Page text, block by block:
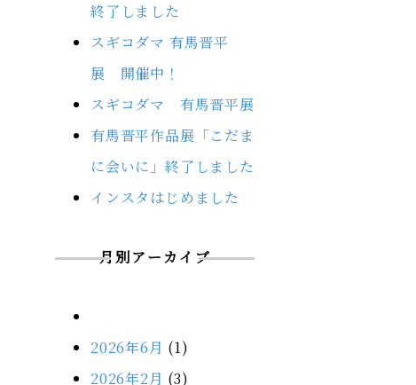
終了しました
スギコダマ 有馬晋平
展 開催中！
スギコダマ 有馬晋平展
有馬晋平作品展「こだま
に会いに」終了しました
インスタはじめました
月別アーカイブ
2026年6月 (1)
2026年2月 (3)